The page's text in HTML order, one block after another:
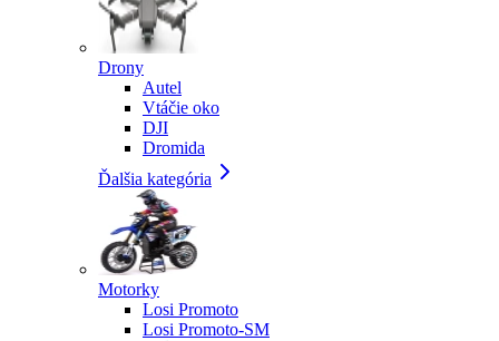
Drony
Autel
Vtáčie oko
DJI
Dromida
Ďalšia kategória
Motorky
Losi Promoto
Losi Promoto-SM